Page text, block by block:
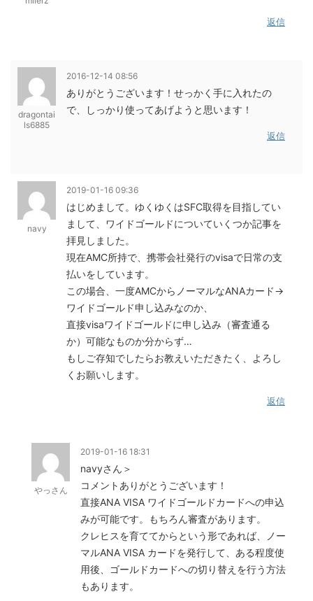
返信
dragontai
ls6885
2016-12-14 08:56
ありがとうございます！せっかく手に入れたの
で、しっかり使ってあげようと思います！
返信
navy
2019-01-16 09:36
はじめまして。ゆくゆくはSFC取得を目指してい
まして、ワイドゴールドについていくつか記事を
拝見しました。
現在AMC所持で、携帯会社発行のvisaで日常の支
払いをしています。
この場合、一度AMCからノーマルなANAカード→
ワイドゴールド申し込みなのか、
直接visaワイドゴールドに申し込み（審査通る
か）可能なものか分からず…
もしご存知でしたらお教えいただきたく、よろし
くお願いします。
返信
やっさん
2019-01-16 18:31
navyさん＞
コメントありがとうございます！
直接ANA VISA ワイドゴールドカードへの申込
みが可能です。もちろん審査があります。
クレヒスを育ててからという形であれば、ノー
マルANA VISA カードを発行して、ある程度使
用後、ゴールドカードへの切り替えを行う方法
もあります。